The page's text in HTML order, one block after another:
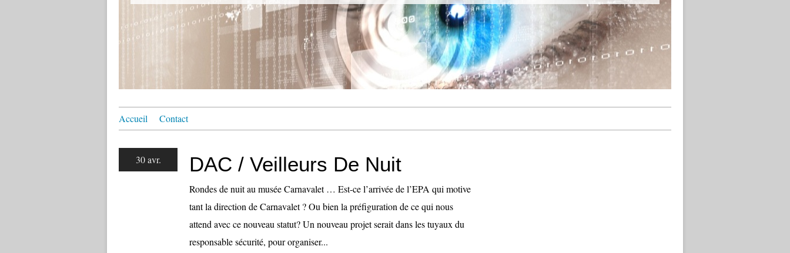
Accueil Contact
30 avr. DAC / Veilleurs De Nuit
Rondes de nuit au musée Carnavalet … Est-ce l’arrivée de l’EPA qui motive
tant la direction de Carnavalet ? Ou bien la préfiguration de ce qui nous
attend avec ce nouveau statut? Un nouveau projet serait dans les tuyaux du
responsable sécurité, pour organiser...